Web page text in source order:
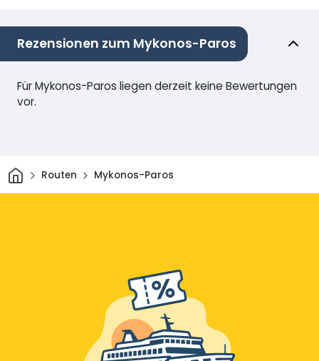
Rezensionen zum Mykonos-Paros
Für Mykonos-Paros liegen derzeit keine Bewertungen
vor.
HeimRouten Mykonos-Paros